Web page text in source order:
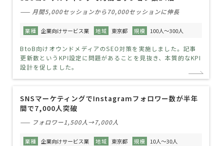
—— 月間5,000セッションから70,000セッションに伸長
業種 企業向けサービス業 地域 東京都 規模 100人～300人
BtoB向けオウンドメディアのSEO対策を実施しました。記事
更新数というKPI設定に問題があることを見抜き、本質的なKPI
設計を促しました。
SNSマーケティングでInstagramフォロワー数が半年
間で7,000人突破
—— フォロワー1,500人→7,000人
業種 企業向けサービス業 地域 東京都 規模 10人～30人